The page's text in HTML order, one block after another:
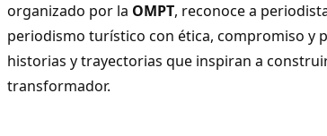
organizado por la OMPT, reconoce a
periodismo turístico con ética, compromiso y
historias y trayectorias que inspiran a
transformador.